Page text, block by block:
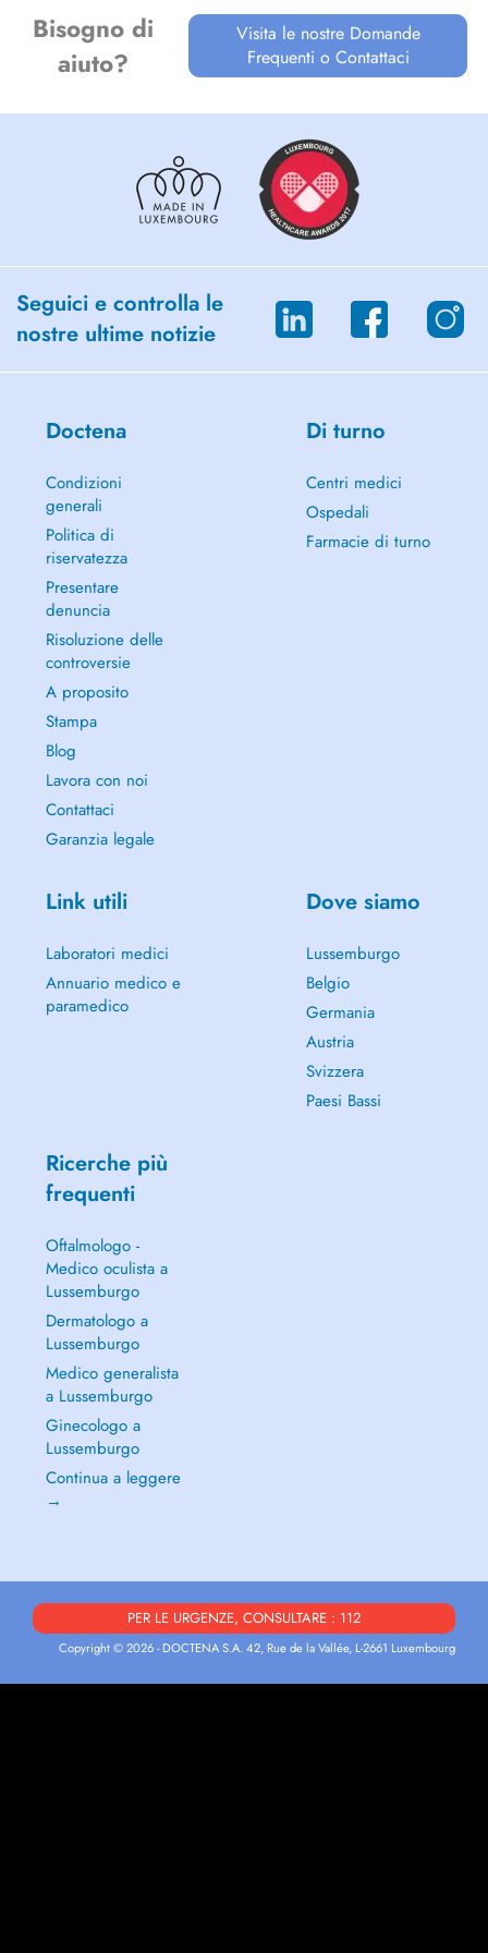
Bisogno di
aiuto?
Visita le nostre Domande
Frequenti o Contattaci
Seguici e controlla le
nostre ultime notizie
Doctena
Condizioni
generali
Politica di
riservatezza
Presentare
denuncia
Risoluzione delle
controversie
A proposito
Stampa
Blog
Lavora con noi
Contattaci
Garanzia legale
Di turno
Centri medici
Ospedali
Farmacie di turno
Link utili
Laboratori medici
Annuario medico e
paramedico
Dove siamo
Lussemburgo
Belgio
Germania
Austria
Svizzera
Paesi Bassi
Ricerche più
frequenti
Oftalmologo -
Medico oculista a
Lussemburgo
Dermatologo a
Lussemburgo
Medico generalista
a Lussemburgo
Ginecologo a
Lussemburgo
Continua a leggere
→
PER LE URGENZE, CONSULTARE : 112
Copyright © 2026 - DOCTENA S.A. 42, Rue de la Vallée, L-2661 Luxembourg